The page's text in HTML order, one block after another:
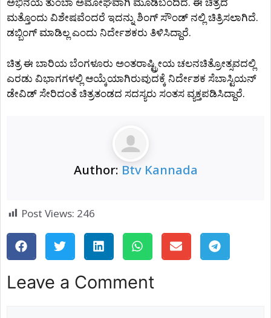
ಮತ್ತೊಂದು ವಿಶೇಷವೆಂದರೆ ಇದನ್ನು ಶಿಂಗ್ ಸೌಂಡ್ ನಲ್ಲಿ ಚಿತ್ರಿಸಲಾಗಿದೆ.
ಡಬ್ಬಿಂಗ್ ಮಾಡಿಲ್ಲ ಎಂದು ನಿರ್ದೇಶಕರು ತಿಳಿಸಿದ್ದಾರೆ.
ಚಿತ್ರ ಈ ಬಾರಿಯ ಬೆಂಗಳೂರು ಅಂತರಾಷ್ಟ್ರೀಯ ಚಲನಚಿತ್ರೋತ್ಸವದಲ್ಲಿ
ಎರಡು ವಿಭಾಗಗಳಲ್ಲಿ ಆಯ್ಕೆಯಾಗಿರುವುದಕ್ಕೆ ನಿರ್ದೇಶಕ ಸೆಬಾಸ್ಟಿಯನ್
‌ಡೇವಿಡ್ ಸೇರಿದಂತೆ ಚಿತ್ರತಂಡದ ಸದಸ್ಯರು ಸಂತಸ ವ್ಯಕ್ತಪಡಿಸಿದ್ದಾರೆ.
Author: Btv Kannada
Post Views: 246
Leave a Comment